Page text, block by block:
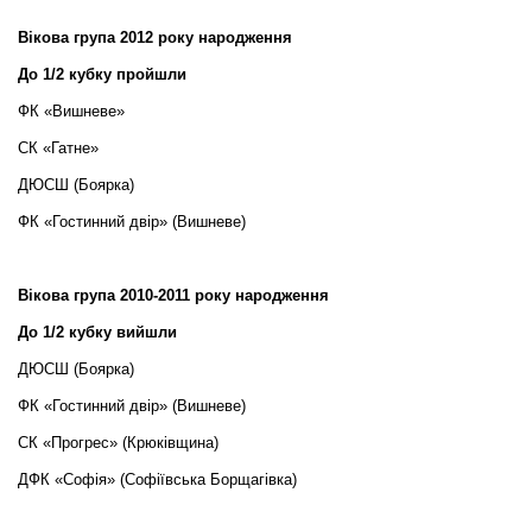
Вікова група 2012 року народження
До 1/2 кубку пройшли
ФК «Вишневе»
СК «Гатне»
ДЮСШ (Боярка)
ФК «Гостинний двір» (Вишневе)
Вікова група 2010-2011 року народження
До 1/2 кубку вийшли
ДЮСШ (Боярка)
ФК «Гостинний двір» (Вишневе)
СК «Прогрес» (Крюківщина)
ДФК «Софія» (Софіївська Борщагівка)